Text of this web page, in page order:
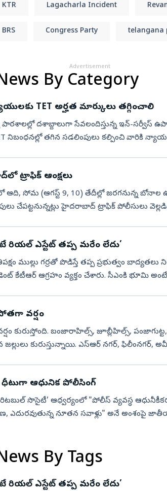
KTR Lagacharla Incident
BRS Congress Party telangana
Advertisement
By Category
TET అర్హత మార్కులు తగ్గించాలి
పాఠశాలల్లో దశాబ్దాలుగా సేవలందిస్తున్న ఇన్-సర్వీస్
నిబంధనల్లో తగిన సడలింపులు కల్పించి వారికి
ట్రాఫిక్‌ ఆంక్షలు
ఆది, సోమ (ఆగస్ట్‌ 9, 10) తేదీల్లో జరగనున్న బోనాల
చేపట్టనున్నట్లు హైదరాబాద్ ట్రాఫిక్ పోలీసులు
రియల్‌ ఎస్టేట్‌ తప్ప మరేం లేదు’
కేటీఆర్‌ ఆగ్రహం వ్యక్తం చేశారు. సీఎంకి భూమి
వర్షం
బంజారాహిల్స్‌, జూబ్లీహిల్స్‌, పంజాగుట్ట,
జల్లులు కురుస్తున్నాయి. ఎస్‌ఆర్‌ నగర్‌,
ధీటుగా ఆధునిక పోలీసింగ్‌
సొసైటీ’ ఆధ్వర్యంలో "పోలీస్ వ్యవస్థ
ఎదురవుతున్న నూతన సవాళ్లు" అనే అంశంపై
By Tags
రియల్‌ ఎస్టేట్‌ తప్ప మరేం లేదు’